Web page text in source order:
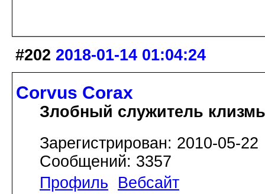
#202 2018-01-14 01:04:24
Corvus Corax
Злобный служитель
Зарегистрирован: 2010-05-22
Сообщений: 3357
Профиль
Вебсайт